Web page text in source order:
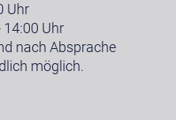
Uhr
14:00 Uhr
nach Absprache
möglich.